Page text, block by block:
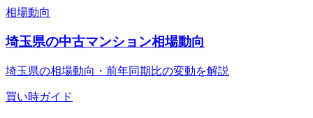
相場動向
埼玉県の中古マンション相場動向
埼玉県の相場動向・前年同期比の変動を解説
買い時ガイド